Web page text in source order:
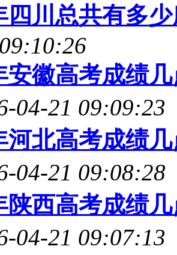
四川总共有多
安徽高考成绩
04-21 09:09:23
河北高考成绩
04-21 09:08:28
陕西高考成绩
04-21 09:07:13